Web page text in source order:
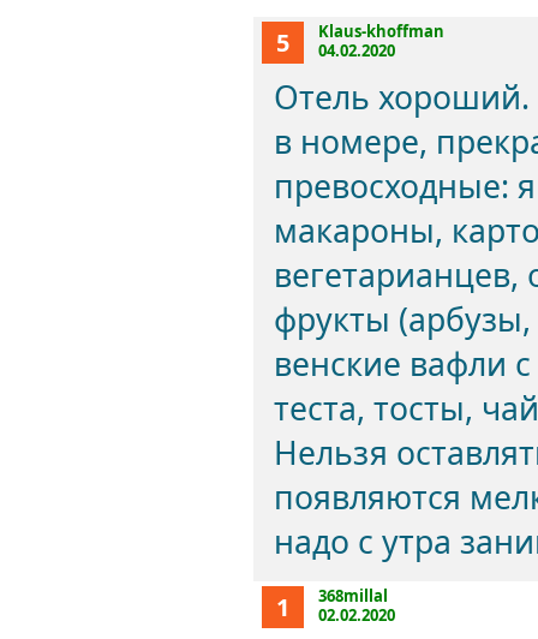
5
Klaus-khoffman
04.02.2020
Отель хороший.
в номере,
превосходные:
макароны,
фрукты
венские вафли
теста, тосты,
Нельзя
появляются
надо с утра
1
368millal
02.02.2020